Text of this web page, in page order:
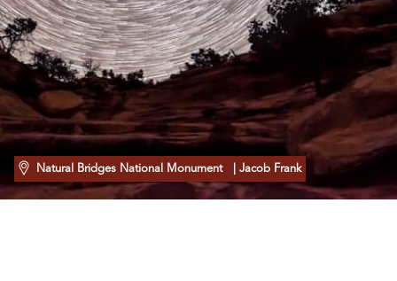
Natural Bridges National Monument | Jacob Frank